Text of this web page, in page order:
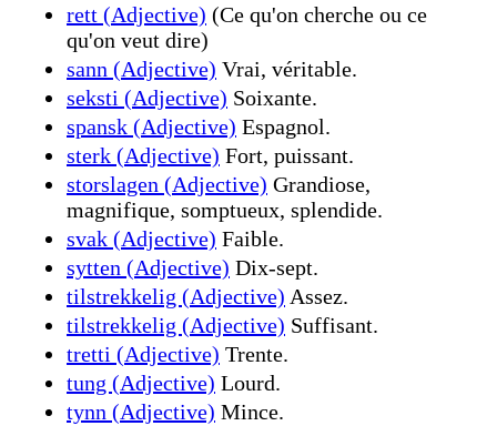
rett (Adjective) (Ce qu'on cherche ou ce
qu'on veut dire)
sann (Adjective) Vrai, véritable.
seksti (Adjective) Soixante.
spansk (Adjective) Espagnol.
sterk (Adjective) Fort, puissant.
storslagen (Adjective) Grandiose,
magnifique, somptueux, splendide.
svak (Adjective) Faible.
sytten (Adjective) Dix-sept.
tilstrekkelig (Adjective) Assez.
tilstrekkelig (Adjective) Suffisant.
tretti (Adjective) Trente.
tung (Adjective) Lourd.
tynn (Adjective) Mince.